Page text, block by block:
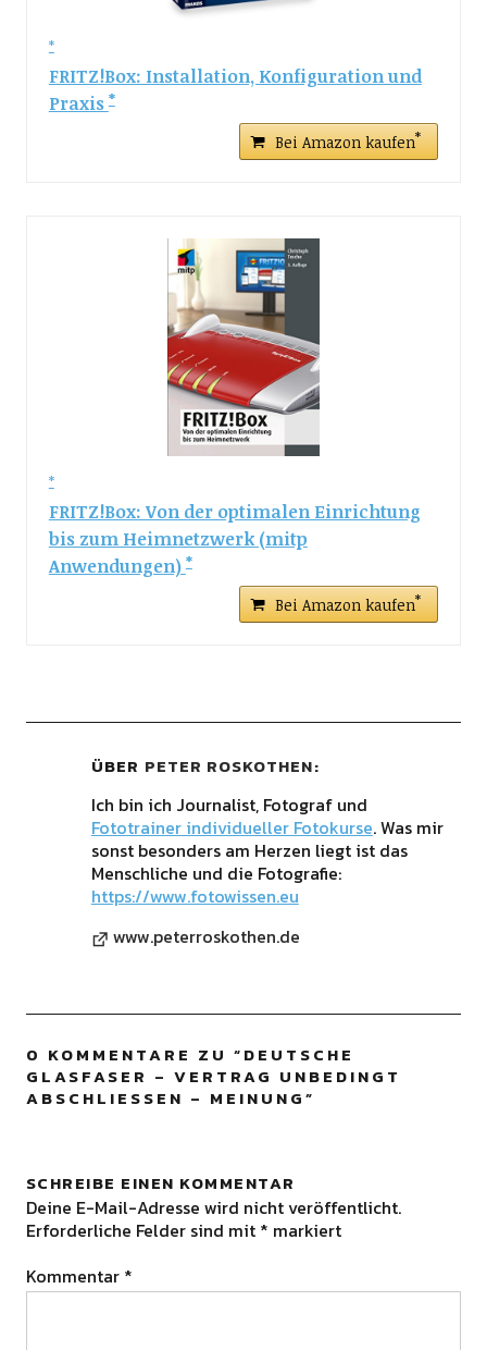
FRITZ!Box: Installation, Konfiguration und
Praxis
Bei Amazon kaufen
FRITZ!Box: Von der optimalen Einrichtung
bis zum Heimnetzwerk (mitp
Anwendungen)
Bei Amazon kaufen
ÜBER PETER ROSKOTHEN
Ich bin ich Journalist, Fotograf und
Fototrainer individueller Fotokurse. Was mir
sonst besonders am Herzen liegt ist das
Menschliche und die Fotografie:
https://www.fotowissen.eu
www.peterroskothen.de
0 KOMMENTARE ZU “DEUTSCHE
GLASFASER – VERTRAG UNBEDINGT
ABSCHLIESSEN – MEINUNG
”
SCHREIBE EINEN KOMMENTAR
Deine E-Mail-Adresse wird nicht veröffentlicht.
Erforderliche Felder sind mit * markiert
Kommentar *